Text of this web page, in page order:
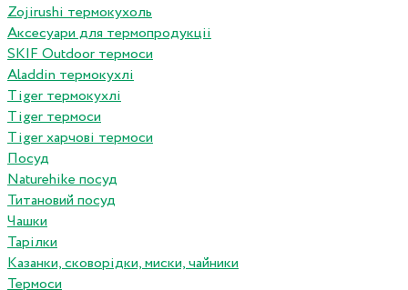
Zojirushi термокухоль
Аксесуари для термопродукціі
SKIF Outdoor термоси
Aladdin термокухлі
Tiger термокухлі
Tiger термоси
Tiger харчові термоси
Посуд
Naturehike посуд
Титановий посуд
Чашки
Тарілки
Казанки, сковорідки, миски, чайники
Термоси